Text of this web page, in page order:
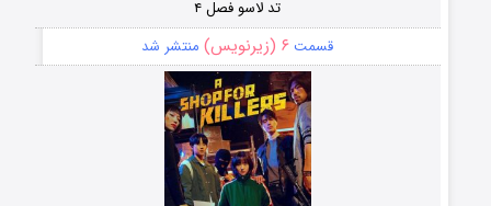
تد لاسو فصل ۴
قسمت ۶ (زیرنویس) منتشر شد